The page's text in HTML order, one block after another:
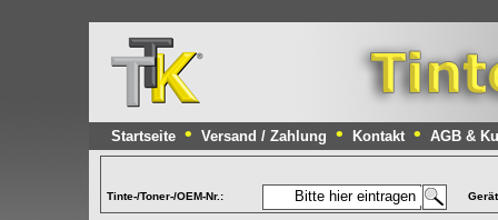
Startseite • Versand / Zahlung • Kontakt • AGB &
Tinte-/Toner-/OEM-Nr.: